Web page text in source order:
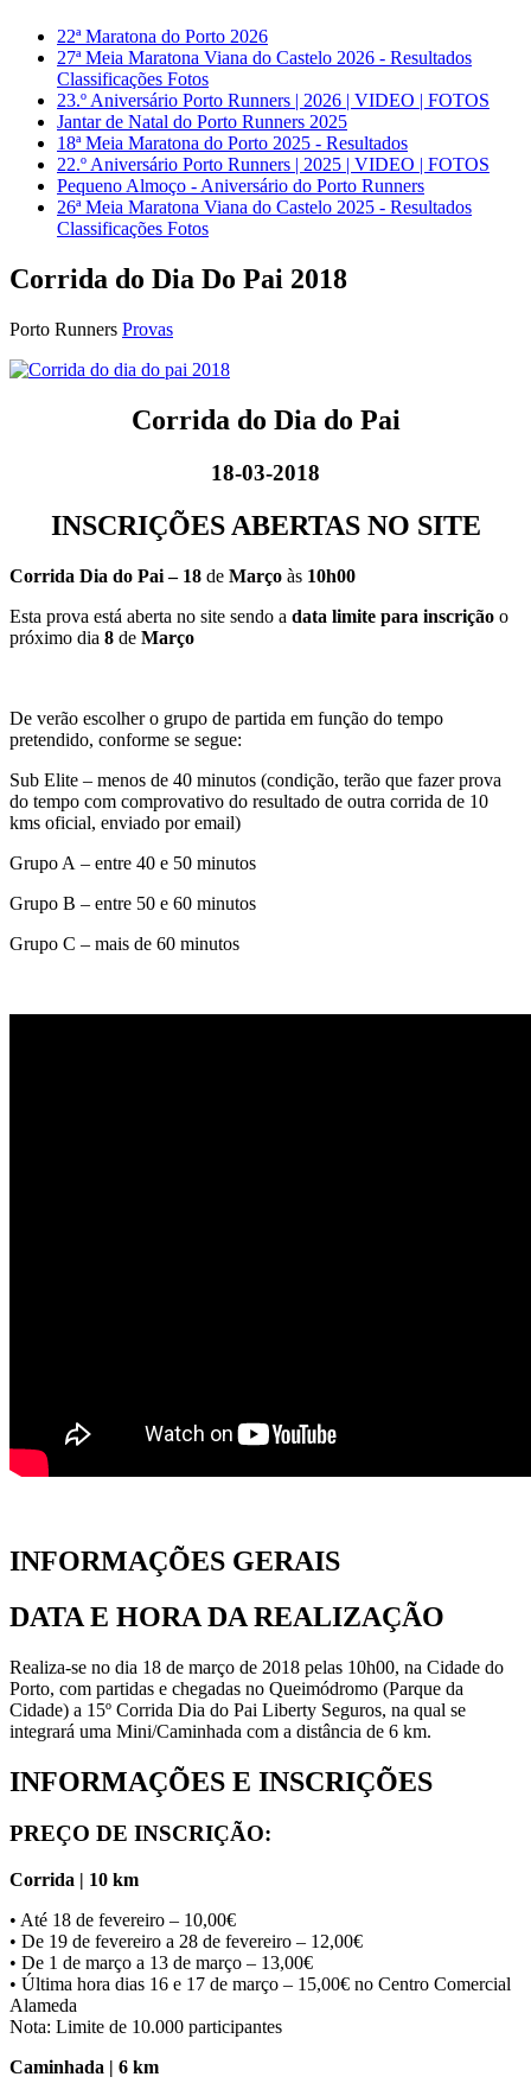
22ª Maratona do Porto 2026
27ª Meia Maratona Viana do Castelo 2026 - Resultados
Classificações Fotos
23.º Aniversário Porto Runners | 2026 | VIDEO | FOTOS
Jantar de Natal do Porto Runners 2025
18ª Meia Maratona do Porto 2025 - Resultados
22.º Aniversário Porto Runners | 2025 | VIDEO | FOTOS
Pequeno Almoço - Aniversário do Porto Runners
26ª Meia Maratona Viana do Castelo 2025 - Resultados
Classificações Fotos
Corrida do Dia Do Pai 2018
Porto Runners Provas
Corrida do Dia do Pai
18-03-2018
INSCRIÇÕES ABERTAS NO SITE
Corrida Dia do Pai – 18 de Março às 10h00
Esta prova está aberta no site sendo a data limite para inscrição o
próximo dia 8 de Março
De verão escolher o grupo de partida em função do tempo
pretendido, conforme se segue:
Sub Elite – menos de 40 minutos (condição, terão que fazer prova
do tempo com comprovativo do resultado de outra corrida de 10
kms oficial, enviado por email)
Grupo A – entre 40 e 50 minutos
Grupo B – entre 50 e 60 minutos
Grupo C – mais de 60 minutos
INFORMAÇÕES GERAIS
DATA E HORA DA REALIZAÇÃO
Realiza-se no dia 18 de março de 2018 pelas 10h00, na Cidade do
Porto, com partidas e chegadas no Queimódromo (Parque da
Cidade) a 15º Corrida Dia do Pai Liberty Seguros, na qual se
integrará uma Mini/Caminhada com a distância de 6 km.
INFORMAÇÕES E INSCRIÇÕES
PREÇO DE INSCRIÇÃO:
Corrida | 10 km
• Até 18 de fevereiro – 10,00€
• De 19 de fevereiro a 28 de fevereiro – 12,00€
• De 1 de março a 13 de março – 13,00€
• Última hora dias 16 e 17 de março – 15,00€ no Centro Comercial
Alameda
Nota: Limite de 10.000 participantes
Caminhada | 6 km